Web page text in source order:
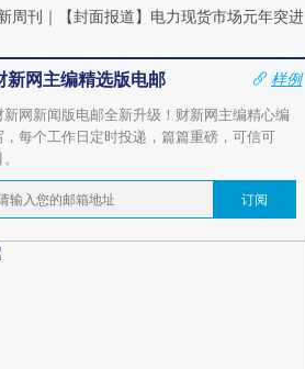
周刊 ｜ 【封面报道】电力现货市场元年突进
新网主编精选版电邮
样例
新网新闻版电邮全新升级！财新网主编精心编
，每个工作日定时投递，篇篇重磅，可信可
订阅